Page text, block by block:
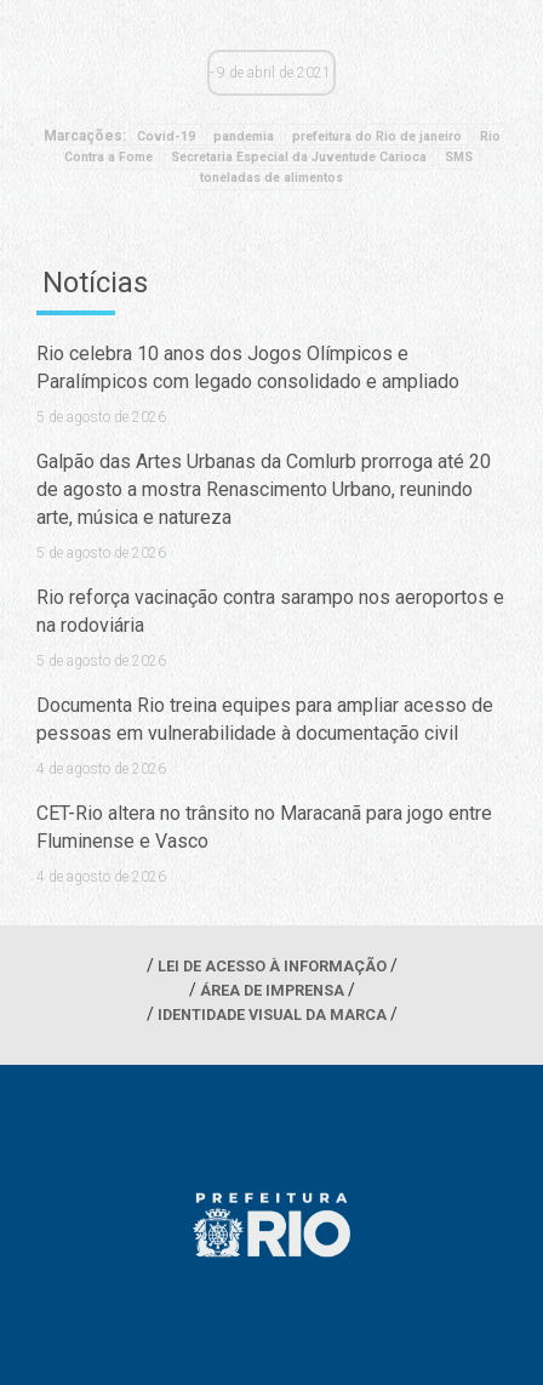
9 de abril de 2021
Marcações: Covid-19 pandemia prefeitura do Rio de janeiro
Rio
Contra a Fome
Secretaria Especial da Juventude Carioca
SMS
toneladas de alimentos
Notícias
Rio celebra 10 anos dos Jogos Olímpicos e
Paralímpicos com legado consolidado e ampliado
5 de agosto de 2026
Galpão das Artes Urbanas da Comlurb prorroga até 20
de agosto a mostra Renascimento Urbano, reunindo
arte, música e natureza
5 de agosto de 2026
Rio reforça vacinação contra sarampo nos aeroportos e
na rodoviária
5 de agosto de 2026
Documenta Rio treina equipes para ampliar acesso de
pessoas em vulnerabilidade à documentação civil
4 de agosto de 2026
CET-Rio altera no trânsito no Maracanã para jogo entre
Fluminense e Vasco
4 de agosto de 2026
LEI DE ACESSO À INFORMAÇÃO
ÁREA DE IMPRENSA
IDENTIDADE VISUAL DA MARCA